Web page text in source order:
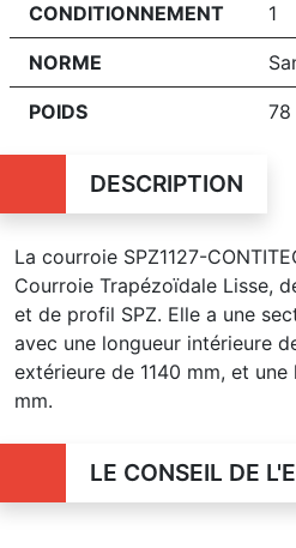
CONDITIONNEMENT 1
NORME
POIDS
DESCRIPTION
La courroie SPZ1127-
Courroie Trapézoïdale Lisse,
et de profil SPZ. Elle a une
avec une longueur intérieure
extérieure de 1140 mm, et
mm.
LE CONSEIL DE